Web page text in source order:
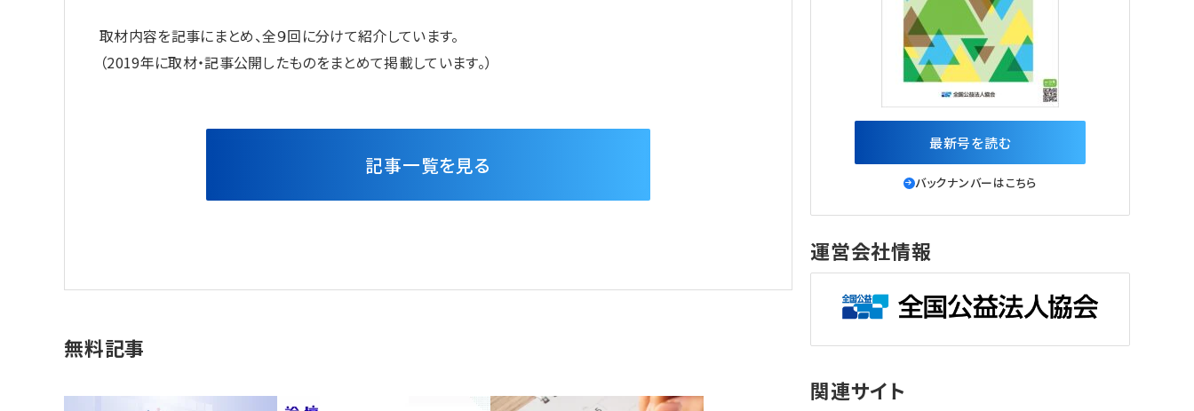
取材内容を記事にまとめ、全９回に分けて紹介しています。
（2019年に取材・記事公開したものをまとめて掲載しています。）
記事一覧を見る
無料記事
最新号を読む
バックナンバーはこちら
運営会社情報
関連サイト